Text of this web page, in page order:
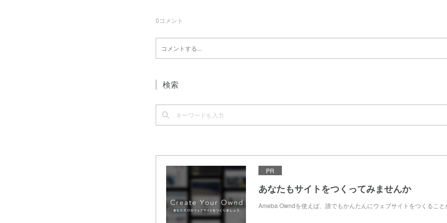
0コメント
検索
PR
あなたもサイトをつくってみませんか
Ameba Owndを使えば、誰でもかんたんにウェブサイトをつくること